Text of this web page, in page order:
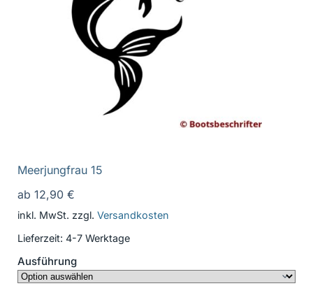
Meerjungfrau 15
ab 12,90 €
inkl. MwSt. zzgl. Versandkosten
Lieferzeit: 4-7 Werktage
Ausführung